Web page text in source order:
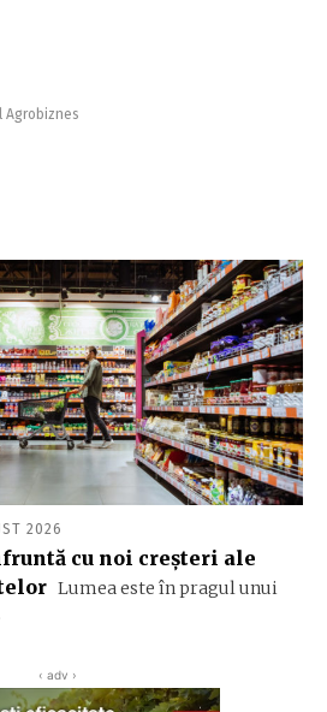
Agrobiznes
2026
cu noi creşteri ale
Lumea este în pragul unui
‹ adv ›